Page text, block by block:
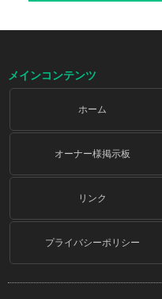
メインコンテンツ
ホーム
オーナー様掲示板
リンク
プライバシーポリシー